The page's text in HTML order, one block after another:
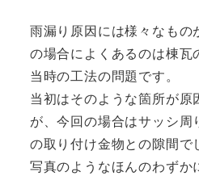
雨漏り原因には様々なもの
の場合によくあるのは棟瓦
当時の工法の問題です。
当初はそのような箇所が原
が、今回の場合はサッシ周
の取り付け金物との隙間で
写真のようなほんのわずか